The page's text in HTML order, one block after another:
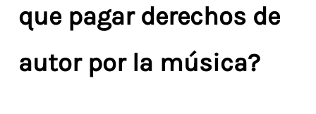
que pagar derechos de
autor por la música?